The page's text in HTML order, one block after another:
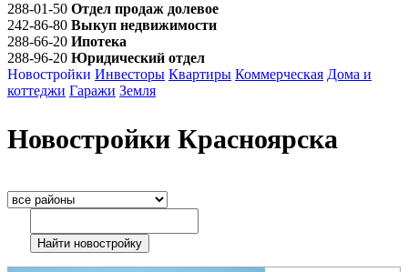
288-01-50 Отдел продаж долевое
242-86-80 Выкуп недвижимости
288-66-20 Ипотека
288-96-20 Юридический отдел
Новостройки Инвесторы Квартиры Коммерческая Дома и
коттеджи Гаражи Земля
Новостройки Красноярска